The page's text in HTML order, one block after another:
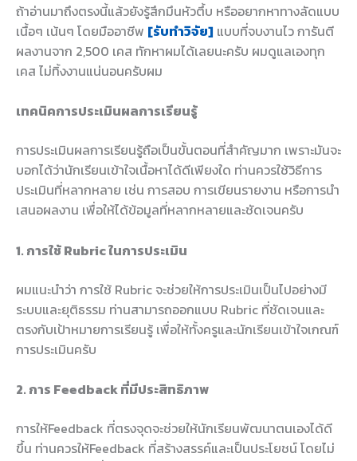
ถ้าอ่านมาถึงตรงนี้แล้วยังรู้สึกมึนหัวตึ้บ หรืออยากหาทางลัดแบบ
เนื้อๆ เน้นๆ โดยมืออาชีพ [รับทำวิจัย] แบบที่จบงานไว การันตี
ผลงานจาก 2,500 เคส ทักหาผมได้เลยนะครับ ผมดูแลเองทุก
เคส ไม่ทิ้งงานแน่นอนครับผม
เทคนิคการประเมินผลการเรียนรู้
การประเมินผลการเรียนรู้ถือเป็นขั้นตอนที่สำคัญมาก เพราะมันจะ
บอกได้ว่านักเรียนเข้าใจเนื้อหาได้ดีเพียงใด ท่านควรใช้วิธีการ
ประเมินที่หลากหลาย เช่น การสอบ การเขียนรายงาน หรือการนำ
เสนอผลงาน เพื่อให้ได้ข้อมูลที่หลากหลายและชัดเจนครับ
1. การใช้ Rubric ในการประเมิน
ผมแนะนำว่า การใช้ Rubric จะช่วยให้การประเมินเป็นไปอย่างมี
ระบบและยุติธรรม ท่านสามารถออกแบบ Rubric ที่ชัดเจนและ
ตรงกับเป้าหมายการเรียนรู้ เพื่อให้ทั้งครูและนักเรียนเข้าใจเกณฑ์
การประเมินครับ
2. การ Feedback ที่มีประสิทธิภาพ
การให้Feedback ที่ตรงจุดจะช่วยให้นักเรียนพัฒนาตนเองได้ดี
ขึ้น ท่านควรให้Feedback ที่สร้างสรรค์และเป็นประโยชน์ โดยไม่